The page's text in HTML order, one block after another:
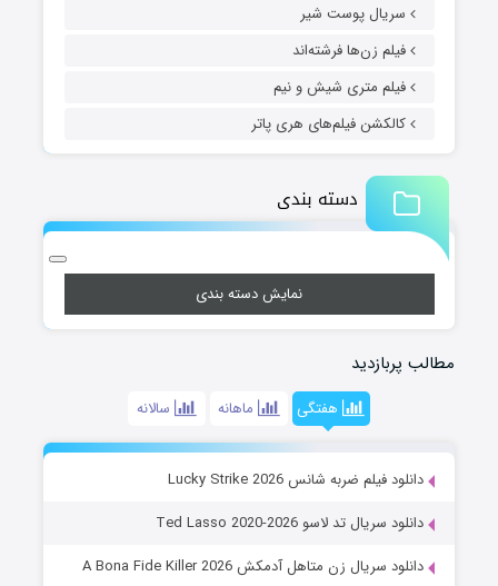
سریال پوست شیر
فیلم زن‌ها فرشته‌اند
فیلم متری شیش و نیم
کالکشن فیلم‌های هری پاتر
دسته بندی
نمایش دسته بندی
مطالب پربازدید
هفتگی ماهانه سالانه
دانلود فیلم ضربه شانس Lucky Strike 2026
دانلود سریال تد لاسو Ted Lasso 2020-2026
دانلود سریال زن متاهل آدمکش A Bona Fide Killer 2026